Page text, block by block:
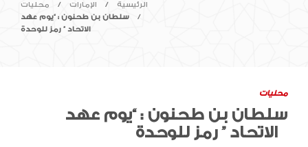
الرئيسية الإمارات
محليات
سلطان بن طحنون : “يوم عهد
الاتحاد ” رمز للوحدة
محليات
سلطان بن طحنون : “يوم عهد